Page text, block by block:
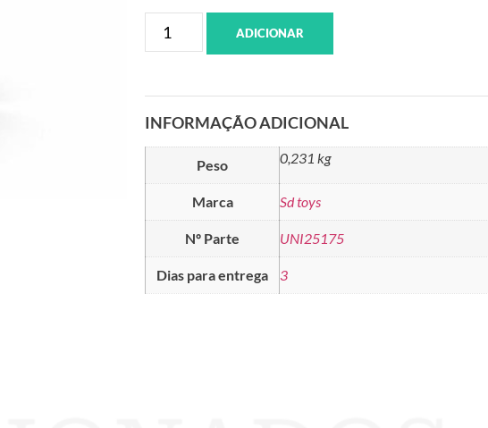
ADICIONAR
INFORMAÇÃO ADICIONAL
Peso 0,231 kg
Marca Sd toys
Nº Parte UNI25175
Dias para entrega 3